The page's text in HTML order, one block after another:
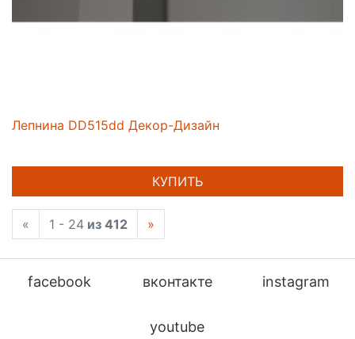
Лепнина DD515dd Декор-Дизайн
КУПИТЬ
« 1 - 24 из 412 »
facebook вконтакте instagram
youtube